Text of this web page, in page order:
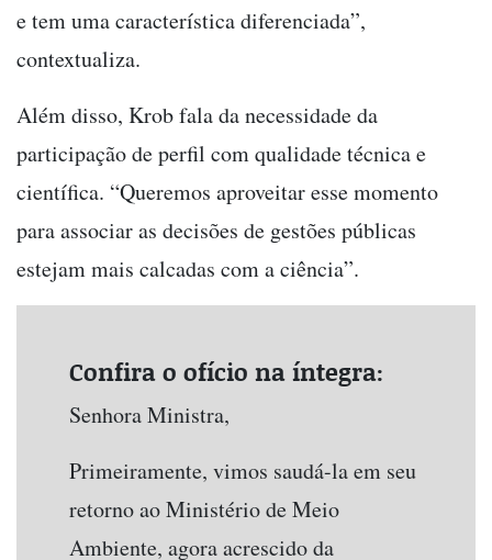
e tem uma característica diferenciada”,
contextualiza.
Além disso, Krob fala da necessidade da
participação de perfil com qualidade técnica e
científica. “Queremos aproveitar esse momento
para associar as decisões de gestões públicas
estejam mais calcadas com a ciência”.
Confira o ofício na íntegra:
Senhora Ministra,
Primeiramente, vimos saudá-la em seu
retorno ao Ministério de Meio
Ambiente, agora acrescido da